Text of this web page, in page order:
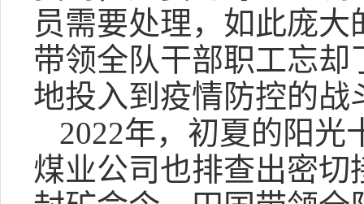
员需要处理，如此庞
带领全队干部职工忘
地投入到疫情防控的
2022年，初夏的阳光
煤业公司也排查出密